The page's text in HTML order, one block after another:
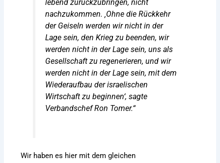
lebend zurückzubringen, nicht
nachzukommen. ‚Ohne die Rückkehr
der Geiseln werden wir nicht in der
Lage sein, den Krieg zu beenden, wir
werden nicht in der Lage sein, uns als
Gesellschaft zu regenerieren, und wir
werden nicht in der Lage sein, mit dem
Wiederaufbau der israelischen
Wirtschaft zu beginnen‘, sagte
Verbandschef Ron Tomer.“
Wir haben es hier mit dem gleichen